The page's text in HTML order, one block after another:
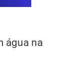
água na